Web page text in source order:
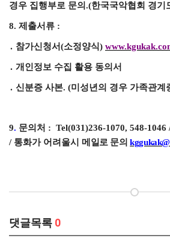
경우 집행부로 문의.(한국국악협회 경기
8. 제출서류 :
․ 참가신청서(소정양식)
․ 개인정보 수집 활용 동의서
․ 신분증 사본. (미성년의 경우 가족관계
9. 문의처 : Tel(031)236-1070, 548-1046
/ 통화가 어려울시 메일로 문의
댓글목록 0